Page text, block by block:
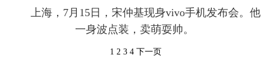
上海，7月15日，宋仲基现身vivo手机发布会。他
一身波点装，卖萌耍帅。
1 2 3 4 下一页